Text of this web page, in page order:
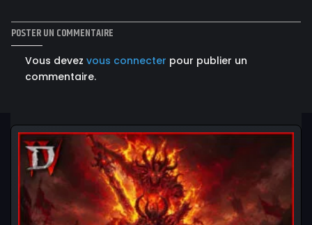
POSTER UN COMMENTAIRE
Vous devez vous connecter pour publier un
commentaire.